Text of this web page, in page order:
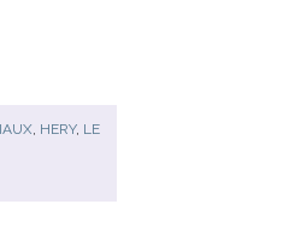
, HERY, LE